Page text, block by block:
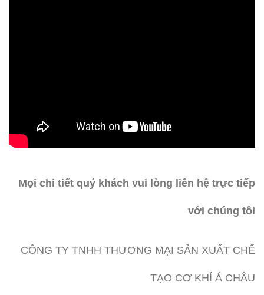
Mọi chi tiết quý khách vui lòng liên hệ trực tiếp
với chúng tôi
CÔNG TY TNHH THƯƠNG MẠI SẢN XUẤT CHẾ
TẠO CƠ KHÍ Á CHÂU